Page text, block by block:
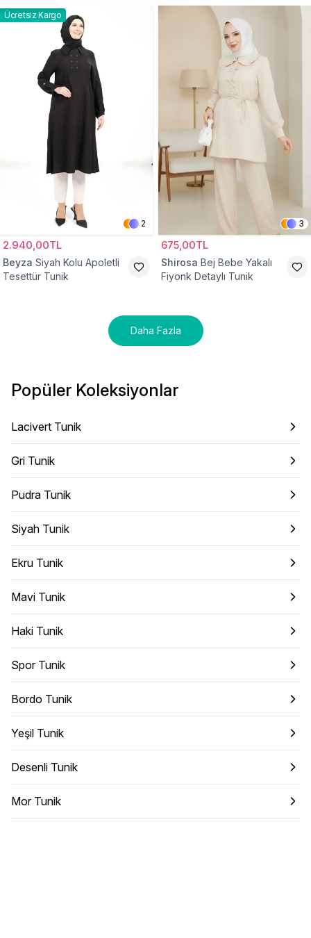
Ücretsiz Kargo
2
2.940,00TL
Beyza Siyah Kolu Apoletli
Tesettür Tunik
3
675,00TL
Shirosa Bej Bebe Yakalı
Fiyonk Detaylı Tunik
Daha Fazla
Popüler Koleksiyonlar
Lacivert Tunik
Gri Tunik
Pudra Tunik
Siyah Tunik
Ekru Tunik
Mavi Tunik
Haki Tunik
Spor Tunik
Bordo Tunik
Yeşil Tunik
Desenli Tunik
Mor Tunik